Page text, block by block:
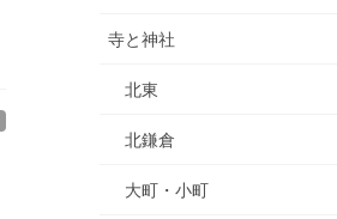
寺と神社
北東
北鎌倉
大町・小町